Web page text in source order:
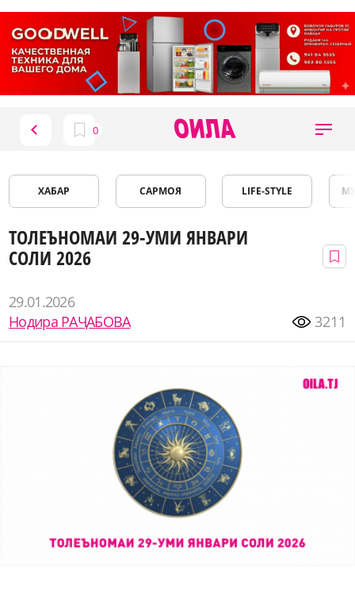
ХАБАР САРМОЯ LIFE-STYLE
ТОЛЕЪНОМАИ 29-УМИ ЯНВАРИ
СОЛИ 2026
29.01.2026
Нодира РАҶАБОВА
3211